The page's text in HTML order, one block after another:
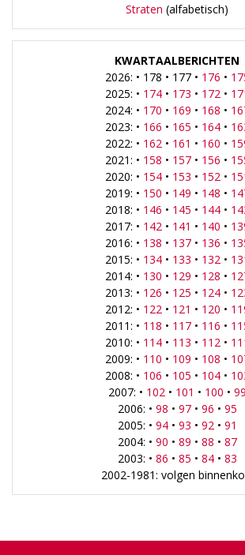
Straten (alfabetisch)
KWARTAALBERICHTEN
2026: • 178 • 177 • 176 •
2025: • 174• 173 • 172 •
2024: • 170 • 169 • 168 •
2023: • 166 • 165 • 164•
2022: • 162 • 161 • 160 •
2021: • 158 • 157• 156 •
2020: • 154• 153 • 152 •
2019: • 150 • 149 • 148 •
2018: • 146 • 145 • 144•
2017: • 142 • 141 • 140 •
2016: • 138 • 137• 136 •
2015: • 134• 133 • 132 •
2014: • 130 • 129 • 128 •
2013: • 126 • 125 • 124•
2012: • 122 • 121 • 120 •
2011: • 118 • 117• 116 •
2010: • 114• 113 • 112 •
2009: • 110 • 109 • 108 •
2008: • 106 • 105 • 104•
2007: • 102 • 101 • 100 • 99
2006: • 98 • 97• 96 • 95
2005: • 94• 93 • 92 • 91
2004: • 90 • 89 • 88 • 87
2003: • 86 • 85 • 84• 83
2002-1981: volgen